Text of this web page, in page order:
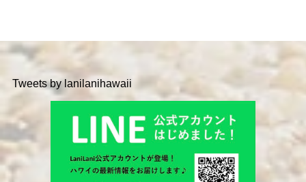
Tweets by lanilanihawaii